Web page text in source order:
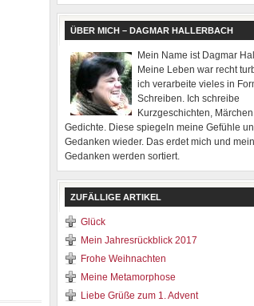
ÜBER MICH – DAGMAR HALLERBACH
Mein Name ist Dagmar
Meine Leben war recht
ich verarbeite vieles in
Schreiben. Ich schreibe
Kurzgeschichten,
Gedichte. Diese spiegeln meine Gefühle
Gedanken wieder. Das erdet mich und
Gedanken werden sortiert.
ZUFÄLLIGE ARTIKEL
Glück
Mein Jahresrückblick 2017
Frohe Weihnachten
Meine Metamorphose
Liebe Grüße zum 1. Advent